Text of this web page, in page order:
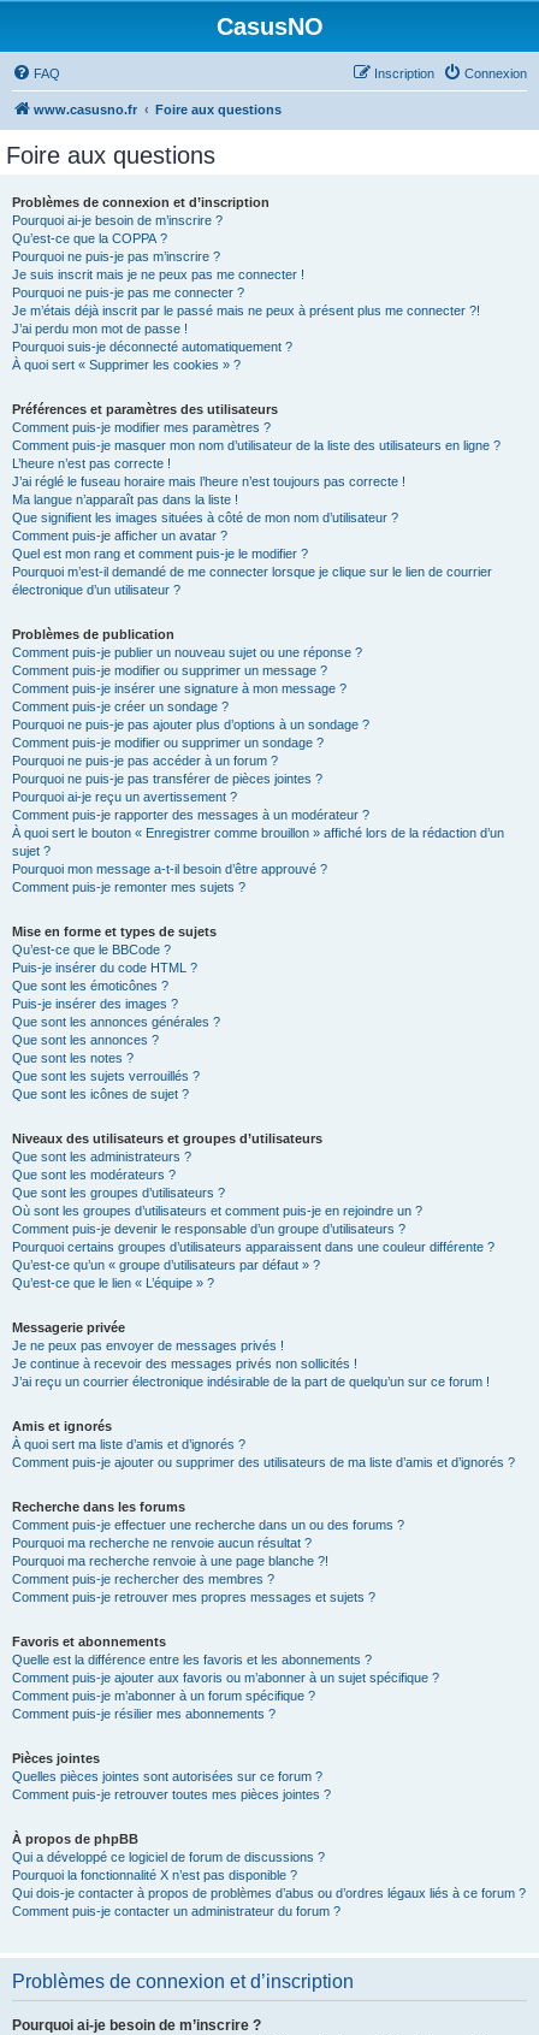
CasusNO
FAQ Connexion
Inscription
www.casusno.fr Foire aux questions
Foire aux questions
Problèmes de connexion et d’inscription
Pourquoi ai-je besoin de m’inscrire ?
Qu’est-ce que la COPPA ?
Pourquoi ne puis-je pas m’inscrire ?
Je suis inscrit mais je ne peux pas me connecter !
Pourquoi ne puis-je pas me connecter ?
Je m’étais déjà inscrit par le passé mais ne peux à présent plus me connecter ?!
J’ai perdu mon mot de passe !
Pourquoi suis-je déconnecté automatiquement ?
À quoi sert « Supprimer les cookies » ?
Préférences et paramètres des utilisateurs
Comment puis-je modifier mes paramètres ?
Comment puis-je masquer mon nom d’utilisateur de la liste des utilisateurs en ligne ?
L’heure n’est pas correcte !
J’ai réglé le fuseau horaire mais l’heure n’est toujours pas correcte !
Ma langue n’apparaît pas dans la liste !
Que signifient les images situées à côté de mon nom d’utilisateur ?
Comment puis-je afficher un avatar ?
Quel est mon rang et comment puis-je le modifier ?
Pourquoi m’est-il demandé de me connecter lorsque je clique sur le lien de courrier
électronique d’un utilisateur ?
Problèmes de publication
Comment puis-je publier un nouveau sujet ou une réponse ?
Comment puis-je modifier ou supprimer un message ?
Comment puis-je insérer une signature à mon message ?
Comment puis-je créer un sondage ?
Pourquoi ne puis-je pas ajouter plus d’options à un sondage ?
Comment puis-je modifier ou supprimer un sondage ?
Pourquoi ne puis-je pas accéder à un forum ?
Pourquoi ne puis-je pas transférer de pièces jointes ?
Pourquoi ai-je reçu un avertissement ?
Comment puis-je rapporter des messages à un modérateur ?
À quoi sert le bouton « Enregistrer comme brouillon » affiché lors de la rédaction d’un
sujet ?
Pourquoi mon message a-t-il besoin d’être approuvé ?
Comment puis-je remonter mes sujets ?
Mise en forme et types de sujets
Qu’est-ce que le BBCode ?
Puis-je insérer du code HTML ?
Que sont les émoticônes ?
Puis-je insérer des images ?
Que sont les annonces générales ?
Que sont les annonces ?
Que sont les notes ?
Que sont les sujets verrouillés ?
Que sont les icônes de sujet ?
Niveaux des utilisateurs et groupes d’utilisateurs
Que sont les administrateurs ?
Que sont les modérateurs ?
Que sont les groupes d’utilisateurs ?
Où sont les groupes d’utilisateurs et comment puis-je en rejoindre un ?
Comment puis-je devenir le responsable d’un groupe d’utilisateurs ?
Pourquoi certains groupes d’utilisateurs apparaissent dans une couleur différente ?
Qu’est-ce qu’un « groupe d’utilisateurs par défaut » ?
Qu’est-ce que le lien « L’équipe » ?
Messagerie privée
Je ne peux pas envoyer de messages privés !
Je continue à recevoir des messages privés non sollicités !
J’ai reçu un courrier électronique indésirable de la part de quelqu’un sur ce forum !
Amis et ignorés
À quoi sert ma liste d’amis et d’ignorés ?
Comment puis-je ajouter ou supprimer des utilisateurs de ma liste d’amis et d’ignorés ?
Recherche dans les forums
Comment puis-je effectuer une recherche dans un ou des forums ?
Pourquoi ma recherche ne renvoie aucun résultat ?
Pourquoi ma recherche renvoie à une page blanche ?!
Comment puis-je rechercher des membres ?
Comment puis-je retrouver mes propres messages et sujets ?
Favoris et abonnements
Quelle est la différence entre les favoris et les abonnements ?
Comment puis-je ajouter aux favoris ou m’abonner à un sujet spécifique ?
Comment puis-je m’abonner à un forum spécifique ?
Comment puis-je résilier mes abonnements ?
Pièces jointes
Quelles pièces jointes sont autorisées sur ce forum ?
Comment puis-je retrouver toutes mes pièces jointes ?
À propos de phpBB
Qui a développé ce logiciel de forum de discussions ?
Pourquoi la fonctionnalité X n’est pas disponible ?
Qui dois-je contacter à propos de problèmes d’abus ou d’ordres légaux liés à ce forum ?
Comment puis-je contacter un administrateur du forum ?
Problèmes de connexion et d’inscription
Pourquoi ai-je besoin de m’inscrire ?